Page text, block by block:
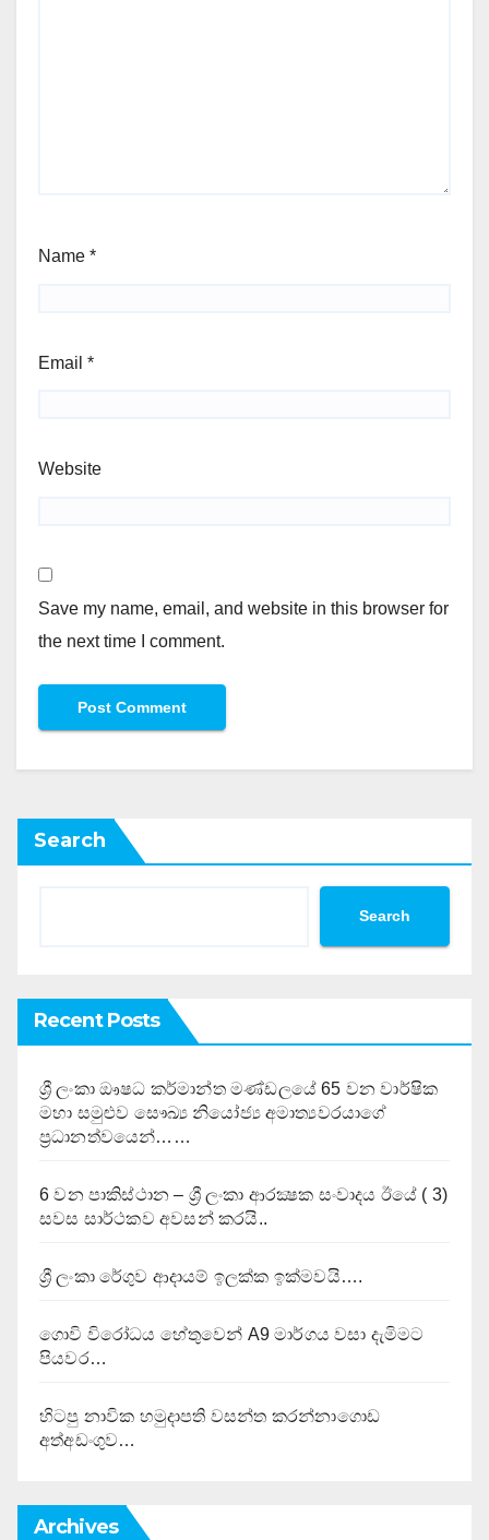
Name *
Email *
Website
Save my name, email, and website in this browser for
the next time I comment.
Search
Search
Recent Posts
ශ්‍රී ලංකා ඖෂධ කර්මාන්ත මණ්ඩලයේ 65 වන වාර්ෂික
මහා සමුළුව සෞඛ්‍ය නියෝජ්‍ය අමාත්‍යවරයාගේ
ප්‍රධානත්වයෙන්……
6 වන පාකිස්ථාන – ශ්‍රී ලංකා ආරක්‍ෂක සංවාදය ඊයේ ( 3)
සවස සාර්ථකව අවසන් කරයි..
ශ්‍රී ලංකා රේගුව ආදායම් ඉලක්ක ඉක්මවයි….
ගොවි විරෝධය හේතුවෙන් A9 මාර්ගය වසා දැමිමට
පියවර…
හිටපු නාවික හමුදාපති වසන්ත කරන්නාගොඩ
අත්අඩංගුව…
Archives